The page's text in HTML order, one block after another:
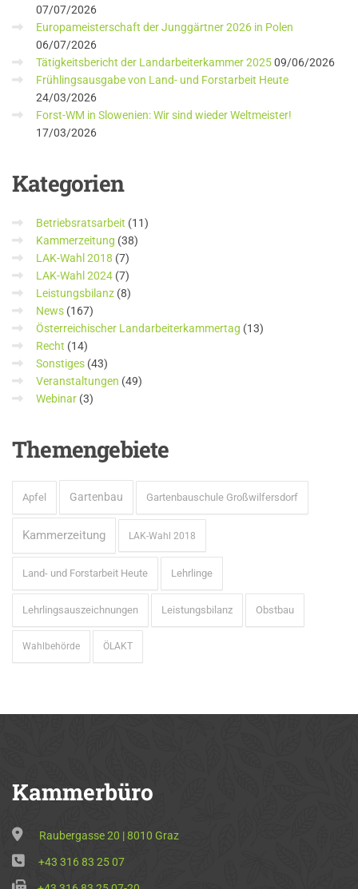
07/07/2026
Europameisterschaft der Junggärtner 2026 in Polen
06/07/2026
Tätigkeitsbericht der Landarbeiterkammer 202509/06/2026
Frühlingsausgabe von Land- und Forstarbeit Heute
24/03/2026
Forst-WM in Slowenien: Wir sind wieder Weltmeister!
17/03/2026
Kategorien
Betriebsratsarbeit (11)
Kammerzeitung (38)
LAK-Wahl 2018 (7)
LAK-Wahl 2024 (7)
Leistungsbilanz (8)
News (167)
Österreichischer Landarbeiterkammertag (13)
Recht (14)
Sonstiges (43)
Veranstaltungen (49)
Webinar (3)
Themengebiete
Apfel Gartenbau Gartenbauschule Großwilfersdorf
Kammerzeitung LAK-Wahl 2018
Land- und Forstarbeit Heute Lehrlinge
Lehrlingsauszeichnungen Leistungsbilanz Obstbau
Wahlbehörde ÖLAKT
Kammerbüro
Raubergasse 20 | 8010 Graz
+43 316 83 25 07